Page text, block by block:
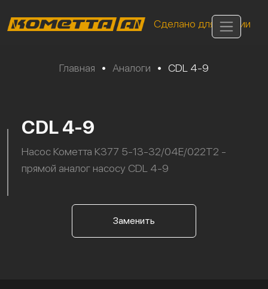
Сделано для России
Главная • Аналоги • CDL 4-9
CDL 4-9
Насос Кометта К377 5-13-32/04Е/022Т2 -
прямой аналог насосу CDL 4-9
Заменить